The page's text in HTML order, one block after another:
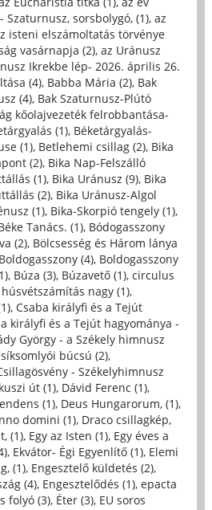
Szaturnusz, sorsbolygó, (1), az
isteni elszámoltatás törvénye
vasárnapja (2), az Uránusz
Ikrekbe lép- 2026. április 26.
(4), Babba Mária (2), Bak
(4), Bak Szaturnusz-Plútó
kőolajvezeték felrobbantása-
(1), Béketárgyalás-
(1), Betlehemi csillag (2), Bika
(2), Bika Nap-Felszálló
(1), Bika Uránusz (9), Bika
(2), Bika Uránusz-Algol
(1), Bika-Skorpió tengely (1),
Tanács. (1), Bódogasszony
(2), Bölcsesség és Három lánya
Boldogasszony (4), Boldogasszony
, Búza (3), Búzavető (1), circulus
nagy (1),
, Csaba királyfi és a Tejút
királyfi és a Tejút hagyománya -
György - a Székely himnusz
búcsú (2),
- Székelyhimnusz
út (1), Dávid Ferenc (1),
(1), Deus Hungarorum, (1),
domini (1), Draco csillagkép,
(1), Egy az Isten (1), Egy éves a
, Ekvátor- Égi Egyenlítő (1), Elemi
(1), Engesztelő küldetés (2),
(4), Engesztelődés (1), epacta
folyó (3), Éter (3), EU soros